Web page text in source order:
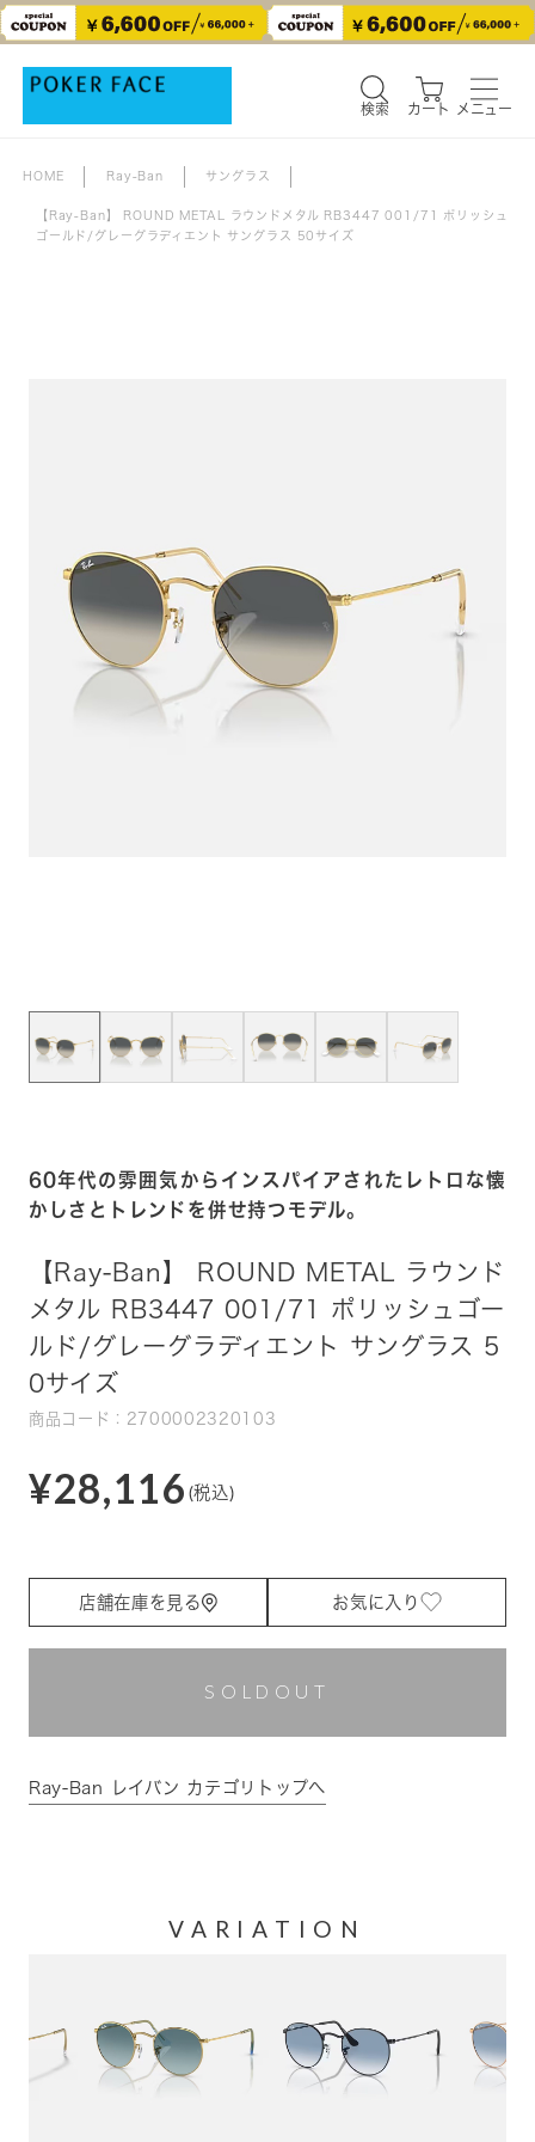
検索 カート メニュー
HOME Ray-Ban サングラス
【Ray-Ban】 ROUND METAL ラウンドメタル RB3447 001/71 ポリッシュ
ゴールド/グレーグラディエント サングラス 50サイズ
60年代の雰囲気からインスパイアされたレトロな懐
かしさとトレンドを併せ持つモデル。
【Ray-Ban】 ROUND METAL ラウンド
メタル RB3447 001/71 ポリッシュゴー
ルド/グレーグラディエント サングラス 5
0サイズ
商品コード：2700002320103
¥28,116 (税込)
店舗在庫を見る お気に入り
SOLDOUT
Ray-Ban レイバン カテゴリトップへ
VARIATION